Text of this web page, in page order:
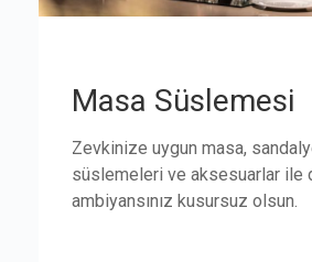
Masa Süslemesi
Zevkinize uygun masa,
süslemeleri ve aksesuarlar ile
ambiyansınız kusursuz olsun.